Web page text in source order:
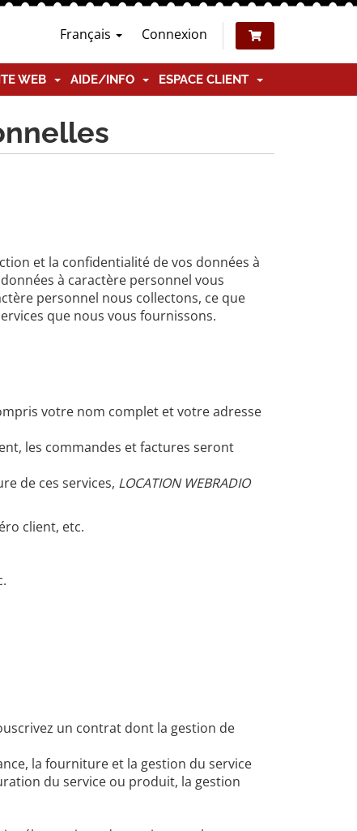
Français Connexion
WEB AIDE/INFO ESPACE CLIENT
et la confidentialité de vos données à
à caractère personnel vous
personnel nous collectons, ce que
que nous vous fournissons.
votre nom complet et votre adresse
les commandes et factures seront
de ces services, LOCATION WEBRADIO
client, etc.
un contrat dont la gestion de
la fourniture et la gestion du service
du service ou produit, la gestion